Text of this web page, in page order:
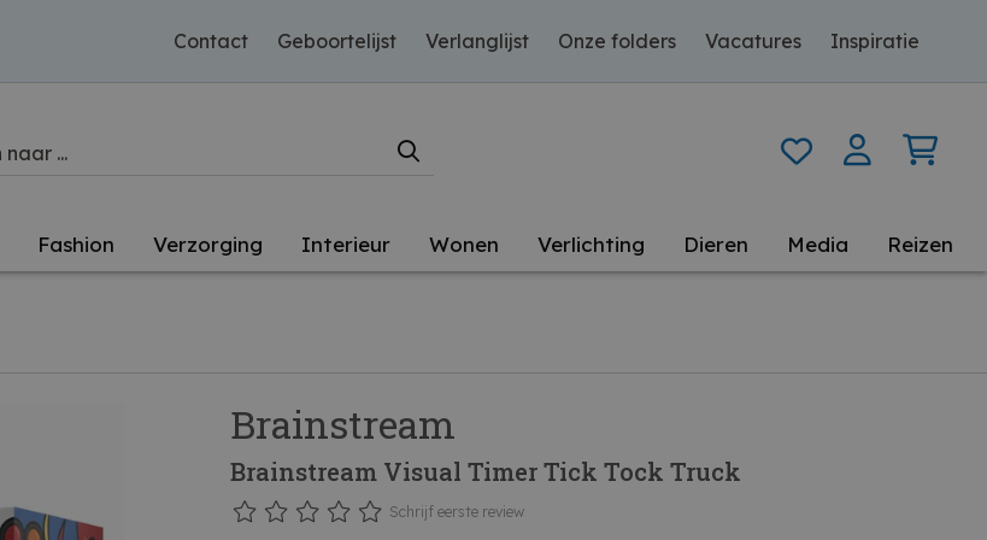
Contact Geboortelijst Verlanglijst Onze folders Vacatures Inspiratie
Fashion Verzorging Interieur Wonen Verlichting Dieren Media Reizen
Brainstream
Brainstream Visual Timer Tick Tock Truck
Schrijf eerste review